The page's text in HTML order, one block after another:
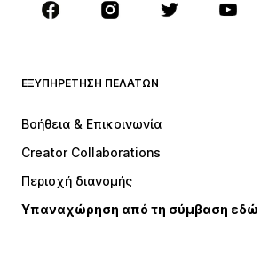
Αξεσουάρ
Premium
ΝΕΑ
Μπλούζες
Μπουφάν
Εσώρουχα
Παλτό
Φούστες
ΕΞΥΠΗΡΈΤΗΣΗ ΠΕΛΑΤΏΝ
Βοήθεια & Επικοινωνία
Creator Collaborations
Περιοχή διανομής
Υπαναχώρηση από τη σύμβαση εδώ